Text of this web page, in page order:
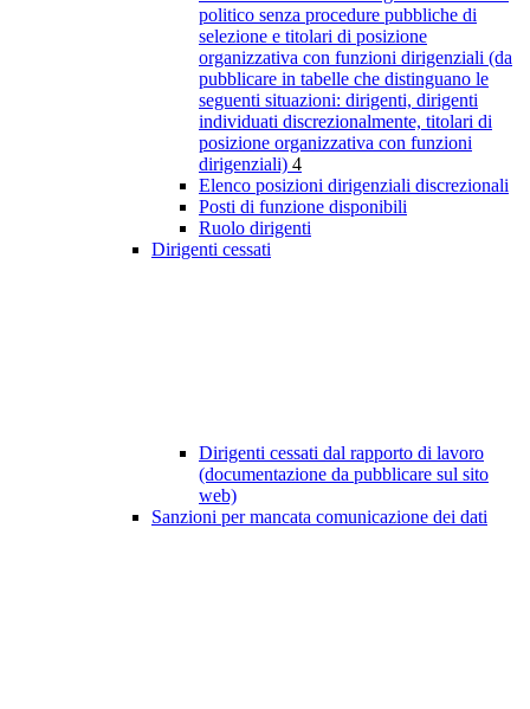
politico senza procedure pubbliche di
selezione e titolari di posizione
organizzativa con funzioni dirigenziali (da
pubblicare in tabelle che distinguano le
seguenti situazioni: dirigenti, dirigenti
individuati discrezionalmente, titolari di
posizione organizzativa con funzioni
dirigenziali) 4
Elenco posizioni dirigenziali discrezionali
Posti di funzione disponibili
Ruolo dirigenti
Dirigenti cessati
Dirigenti cessati dal rapporto di lavoro
(documentazione da pubblicare sul sito
web)
Sanzioni per mancata comunicazione dei dati